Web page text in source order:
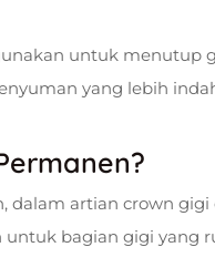
untuk menutup
yang lebih
dalam artian crown
bagian gigi yang